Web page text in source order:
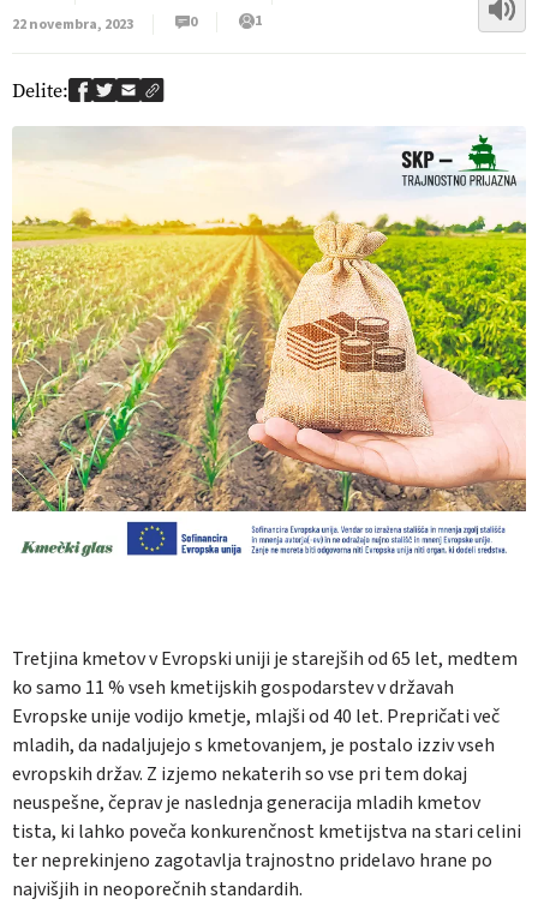
22 novembra, 2023
0 1
Delite:
Tretjina kmetov v Evropski uniji je starejših od 65 let, medtem
ko samo 11 % vseh kmetijskih gospodarstev v državah
Evropske unije vodijo kmetje, mlajši od 40 let. Prepričati več
mladih, da nadaljujejo s kmetovanjem, je postalo izziv vseh
evropskih držav. Z izjemo nekaterih so vse pri tem dokaj
neuspešne, čeprav je naslednja generacija mladih kmetov
tista, ki lahko poveča konkurenčnost kmetijstva na stari celini
ter neprekinjeno zagotavlja trajnostno pridelavo hrane po
najvišjih in neoporečnih standardih.